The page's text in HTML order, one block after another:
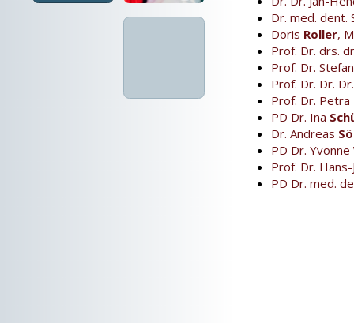
Dr. med. dent.
Doris Roller,
Prof. Dr. drs.
Prof. Dr.
Prof. Dr. Dr.
Prof. Dr. Petra
PD Dr. Ina
Dr. Andreas
PD Dr. Yvonne
Prof. Dr.
PD Dr. med.